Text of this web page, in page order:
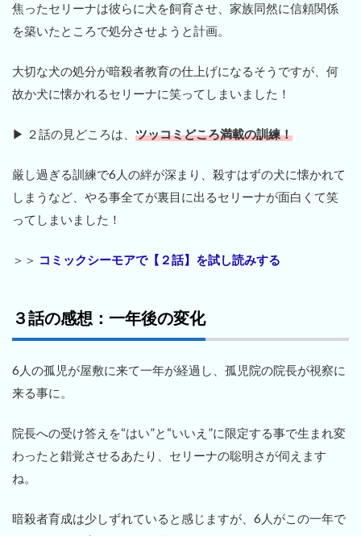
焦ったセリーナは彼らに犬を飼育させ、家族同然に信頼関係
を築いたところで処分させようと計画。
大切な犬の処分が暗殺者教育の仕上げになるそうですが、何
故か犬に懐かれるセリーナに笑ってしまいました！
▶ ２話の見どころは、 ツッコミどころ満載の訓練！
厳し過ぎる訓練で6人の絆が深まり、殺すはずの犬に懐かれて
しまうなど、やる事全てが裏目に出るセリーナが面白くて笑
ってしまいました！
＞＞ コミックシーモアで【２話】を試し読みする
３話の感想：一年後の変化
6人の孤児が屋敷に来て一年が経過し、孤児院の院長が視察に
来る事に。
院長への受け答えを“はい”と“いいえ”に限定する事で生まれ変
わったと錯覚させるあたり、セリーナの聡明さが伺えます
ね。
暗殺者育成は少しずれていると感じますが、6人がこの一年で